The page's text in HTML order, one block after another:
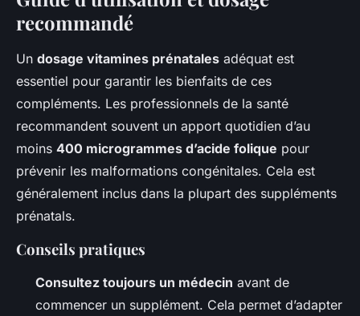
recommandé
Un dosage vitamines prénatales adéquat est
essentiel pour garantir les bienfaits de ces
compléments. Les professionnels de la santé
recommandent souvent un apport quotidien d’au
moins 400 microgrammes d’acide folique pour
prévenir les malformations congénitales. Cela est
généralement inclus dans la plupart des suppléments
prénatals.
Conseils pratiques
Consultez toujours un médecin avant de
commencer un supplément. Cela permet d’adapter